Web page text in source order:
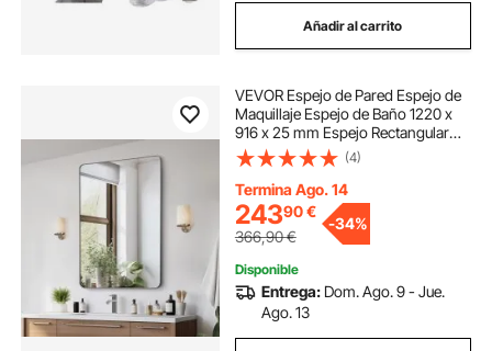
Añadir al carrito
VEVOR Espejo de Pared Espejo de
Maquillaje Espejo de Baño 1220 x
916 x 25 mm Espejo Rectangular
Marco de Aleación de Aluminio
Color Plata con Soporte en Forma
de Z para Baño Dormitorio Sala de
Estar
(4)
Termina Ago. 14
24390€
366,90€
-34%
Disponible
Entrega: Dom. Ago. 9 - Jue.
Ago. 13